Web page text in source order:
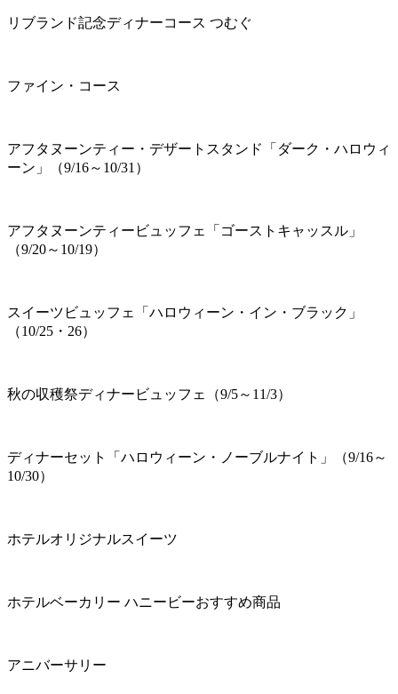
リブランド記念ディナーコース つむぐ
ファイン・コース
アフタヌーンティー・デザートスタンド「ダーク・ハロウィ
ーン」（9/16～10/31）
アフタヌーンティービュッフェ「ゴーストキャッスル」
（9/20～10/19）
スイーツビュッフェ「ハロウィーン・イン・ブラック」
（10/25・26）
秋の収穫祭ディナービュッフェ（9/5～11/3）
ディナーセット「ハロウィーン・ノーブルナイト」（9/16～
10/30）
ホテルオリジナルスイーツ
ホテルベーカリー ハニービーおすすめ商品
アニバーサリー